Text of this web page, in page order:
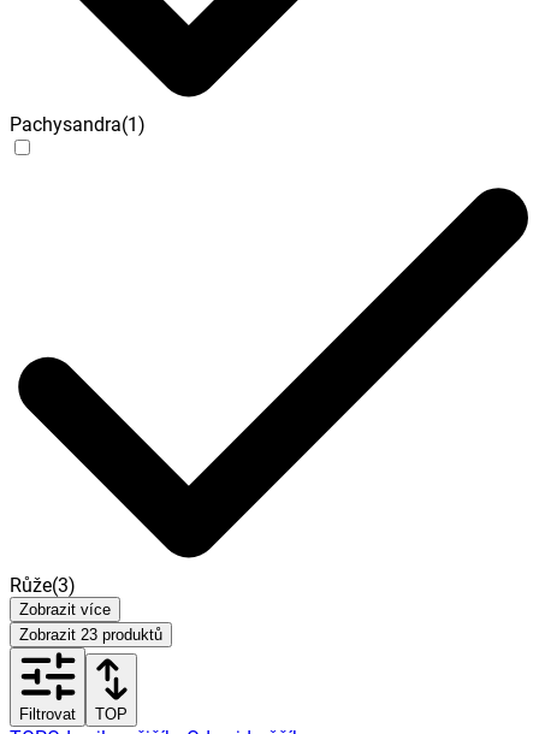
Pachysandra(1 )
Růže(3)
Zobrazit více
Zobrazit 23 produktů
Filtrovat TOP